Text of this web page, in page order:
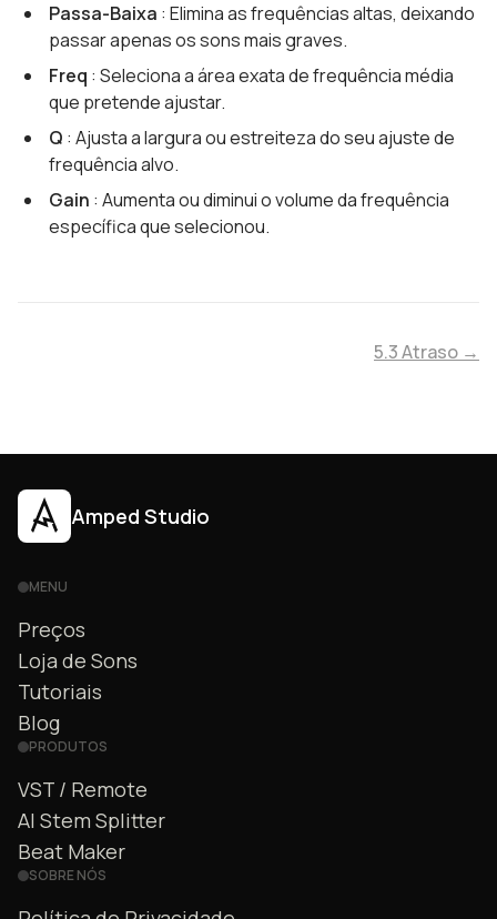
Passa-Baixa : Elimina as frequências altas, deixando
passar apenas os sons mais graves.
Freq : Seleciona a área exata de frequência média
que pretende ajustar.
Q : Ajusta a largura ou estreiteza do seu ajuste de
frequência alvo.
Gain : Aumenta ou diminui o volume da frequência
específica que selecionou.
5.3 Atraso →
Amped Studio
MENU
Preços
Loja de Sons
Tutoriais
Blog
PRODUTOS
VST / Remote
AI Stem Splitter
Beat Maker
SOBRE NÓS